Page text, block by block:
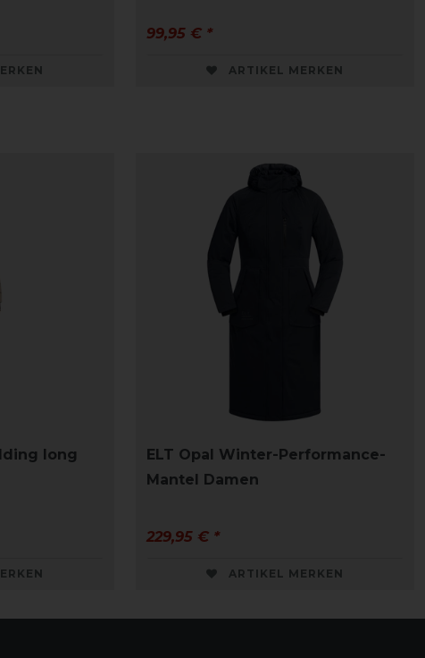
99,95 € *
ARTIKEL MERKEN
long
ELT Opal Winter-Performance-
Mantel Damen
229,95 € *
ARTIKEL MERKEN